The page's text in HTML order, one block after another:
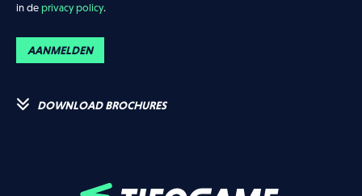
in de privacy policy.
AANMELDEN
DOWNLOAD BROCHURES